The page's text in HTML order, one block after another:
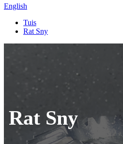
English
Tuis
Rat Sny
Rat Sny